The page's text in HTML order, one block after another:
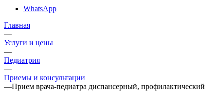
WhatsApp
Главная
—
Услуги и цены
—
Педиатрия
—
Приемы и консультации
—Прием врача-педиатра диспансерный, профилактический